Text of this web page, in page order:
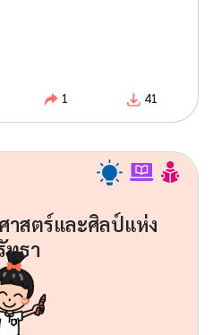
1 41
าสตร์และศิลป์แห่ง
ทธา